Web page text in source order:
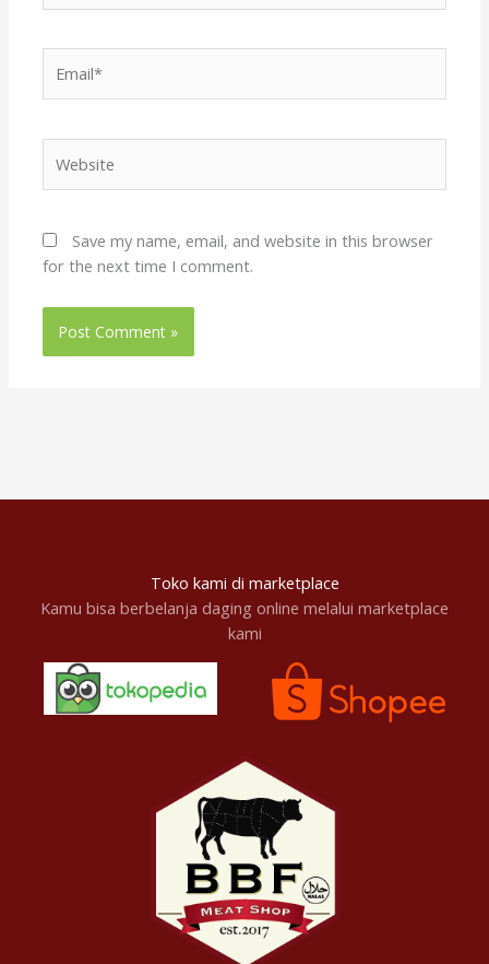
Save my name, email, and website in this browser
for the next time I comment.
Toko kami di marketplace
Kamu bisa berbelanja daging online melalui marketplace
kami